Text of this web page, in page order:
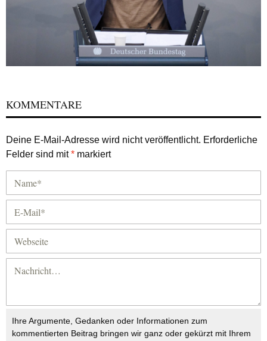
KOMMENTARE
Deine E-Mail-Adresse wird nicht veröffentlicht. Erforderliche
Felder sind mit* markiert
Ihre Argumente, Gedanken oder Informationen zum
kommentierten Beitrag bringen wir ganz oder gekürzt mit Ihrem